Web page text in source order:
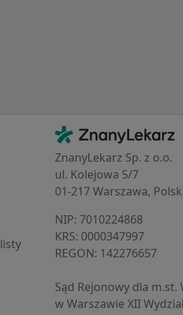
Kontakt
ZnanyLekarz - Strona główna
ZnanyLekarz Sp. z o.o.
ul. Kolejowa 5/7
01-217 Warszawa,
NIP: ⁠7010224868
KRS: ⁠0000347997
REGON: ⁠142276657
Sąd Rejonowy dla m.st.
w Warszawie XII